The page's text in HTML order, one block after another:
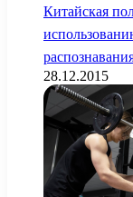
Китайская
28.12.2015